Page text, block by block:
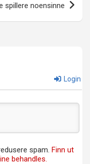
spillere noensinne
Login
spam. Finn ut
behandles.